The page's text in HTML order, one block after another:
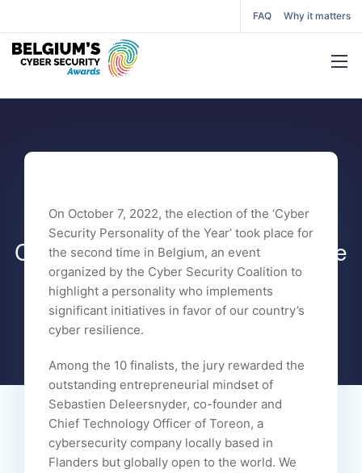
FAQ Why it matters
Sebastien Deleersnyder is the
Cyber Security Personality of the
Year 2022
On October 7, 2022, the election of the ‘Cyber
Security Personality of the Year’ took place for
the second time in Belgium, an event
organized by the Cyber Security Coalition to
highlight a personality who implements
significant initiatives in favor of our country’s
cyber resilience.
Among the 10 finalists, the jury rewarded the
outstanding entrepreneurial mindset of
Sebastien Deleersnyder, co-founder and
Chief Technology Officer of Toreon, a
cybersecurity company locally based in
Flanders but globally open to the world. We